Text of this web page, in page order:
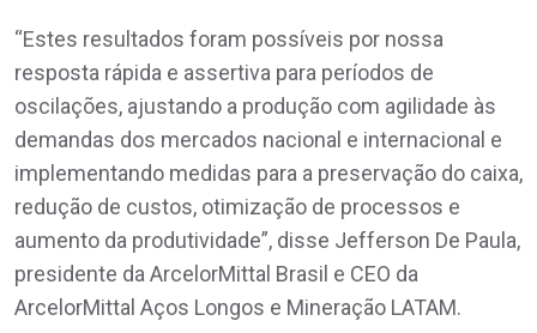
“Estes resultados foram possíveis por nossa
resposta rápida e assertiva para períodos de
oscilações, ajustando a produção com agilidade às
demandas dos mercados nacional e internacional e
implementando medidas para a preservação do caixa,
redução de custos, otimização de processos e
aumento da produtividade”, disse Jefferson De Paula,
presidente da ArcelorMittal Brasil e CEO da
ArcelorMittal Aços Longos e Mineração LATAM.